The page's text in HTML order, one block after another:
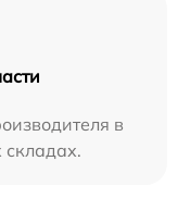
в
складах.